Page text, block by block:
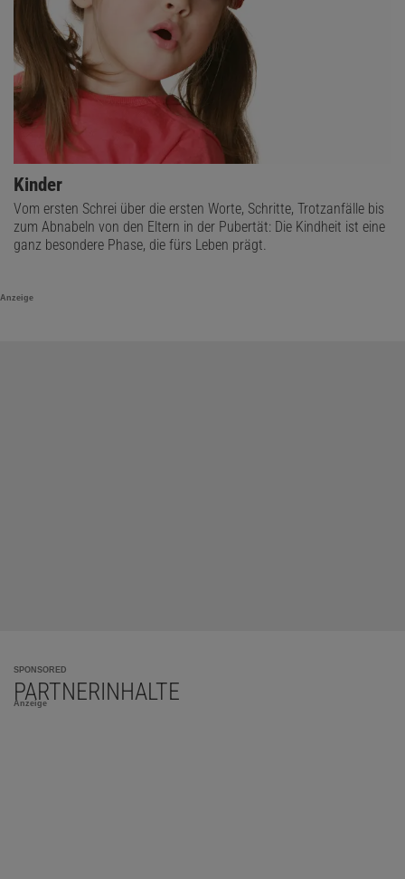
Kinder
Vom ersten Schrei über die ersten Worte, Schritte, Trotzanfälle bis
zum Abnabeln von den Eltern in der Pubertät: Die Kindheit ist eine
ganz besondere Phase, die fürs Leben prägt.
Anzeige
SPONSORED
PARTNERINHALTE
Anzeige